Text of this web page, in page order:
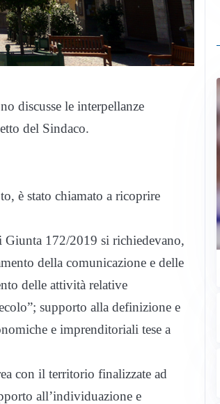
discusse le interpellanze
del Sindaco.
è stato chiamato a ricoprire
172/2019 si richiedevano,
della comunicazione e delle
delle attività relative
supporto alla definizione e
e imprenditoriali tese a
con il territorio finalizzate ad
all’individuazione e